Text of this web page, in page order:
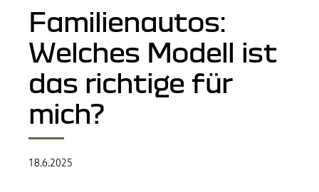
Familienautos:
Welches Modell ist
das richtige für
mich?
18.6.2025